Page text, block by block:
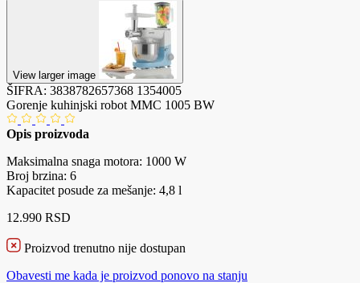
View larger image
ŠIFRA: 3838782657368 1354005
Gorenje kuhinjski robot MMC 1005 BW
Opis proizvoda
Maksimalna snaga motora: 1000 W
Broj brzina: 6
Kapacitet posude za mešanje: 4,8 l
12.990 RSD
Proizvod trenutno nije dostupan
Obavesti me kada je proizvod ponovo na stanju